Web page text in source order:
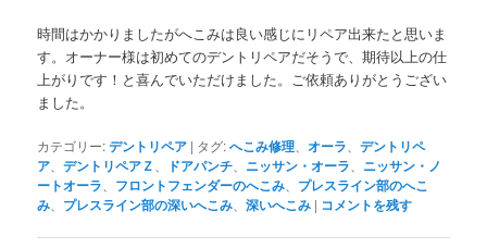
時間はかかりましたがへこみは良い感じにリペア出来たと思いま
す。オーナー様は初めてのデントリペアだそうで、期待以上の仕
上がりです！と喜んでいただけました。ご依頼ありがとうござい
ました。
カテゴリー:デントリペア | タグ:へこみ修理 、オーラ 、デントリペ
ア 、デントリペアＺ ドアパンチ ニッサン・オーラ
ニッサン・ノ
ートオーラ
フロントフェンダーのへこみ
プレスライン部のへこ
み
プレスライン部の深いへこみ 、深いへこみ | コメントを残す